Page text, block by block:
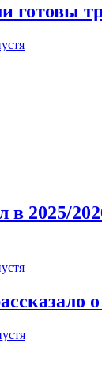
готовы
в 2025/
о